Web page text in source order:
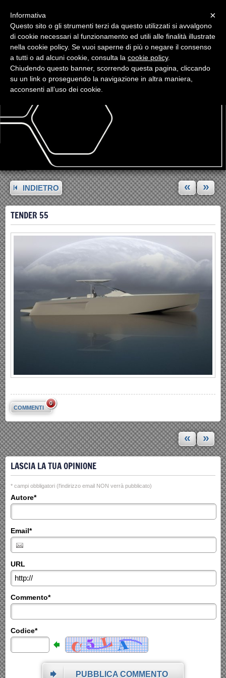
INDIETRO « »
TENDER 55
COMMENTI
0
« »
LASCIA LA TUA OPINIONE
* campi obbligatori (l'indirizzo email NON verrà pubblicato)
Autore*
Email*
URL
Commento*
Codice*
PUBBLICA COMMENTO
×
Informativa
Questo sito o gli strumenti terzi da questo utilizzati si avvalgono
di cookie necessari al funzionamento ed utili alle finalità illustrate
nella cookie policy. Se vuoi saperne di più o negare il consenso
a tutti o ad alcuni cookie, consulta la cookie policy.
Chiudendo questo banner, scorrendo questa pagina, cliccando
su un link o proseguendo la navigazione in altra maniera,
acconsenti all’uso dei cookie.